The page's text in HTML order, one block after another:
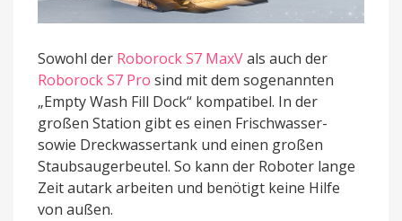
Sowohl der Roborock S7 MaxVals auch der
Roborock S7 Pro sind mit dem sogenannten
„Empty Wash Fill Dock“ kompatibel. In der
großen Station gibt es einen Frischwasser-
sowie Dreckwassertank und einen großen
Staubsaugerbeutel. So kann der Roboter lange
Zeit autark arbeiten und benötigt keine Hilfe
von außen.